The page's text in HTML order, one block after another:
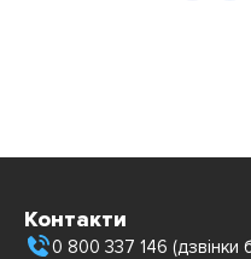
Контакти
0 800 337 146 (дзвінки